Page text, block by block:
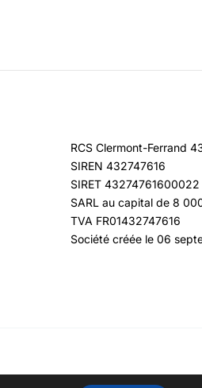
RCS Clermont-Ferrand
SIREN 432747616
SIRET 43274761600022
SARL au capital de 8
TVA FR01432747616
Société créée le 06